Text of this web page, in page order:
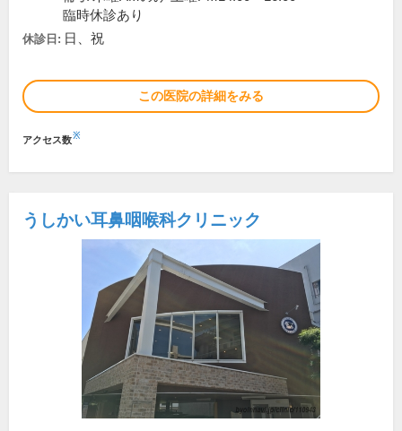
臨時休診あり
休診日: 日、祝
この医院の詳細をみる
アクセス数※
うしかい耳鼻咽喉科クリニック